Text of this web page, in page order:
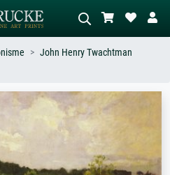
Beschrijf de scène – bijv. groene
weide, abstract met veel rood, donker
olieverfschilderij, staand naakt naast
een boom.
John Henry Twachtman